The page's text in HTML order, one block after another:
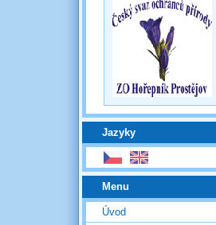
Jazyky
Menu
Úvod